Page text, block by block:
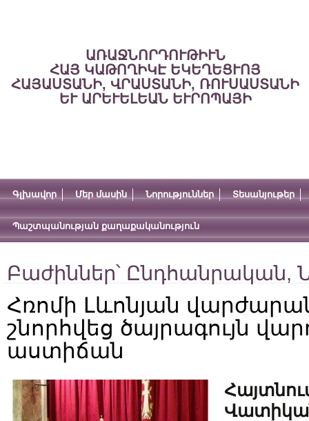
ԱՌԱՋՆՈՐԴՈՒԹԻՒՆ
ՀԱՅ ԿԱԹՈՂԻԿԷ ԵԿԵՂԵՑՒՈՅ
ՀԱՅԱՍՏԱՆԻ, ՎՐԱՍՏԱՆԻ, ՌՈՒՍԱՍՏԱՆԻ
ԵՒ ԱՐԵՒԵԼԵԱՆ ԵՒՐՈՊԱՅԻ
Գլխավոր Մեր մասին Նորություններ Տեսանյութեր
Պաշտպանության քաղաքականություն
Բաժիններ՝ Ընդհանրական,
Հռոմի Լևոնյան
շնորհվեց ծայրագույն
աստիճան